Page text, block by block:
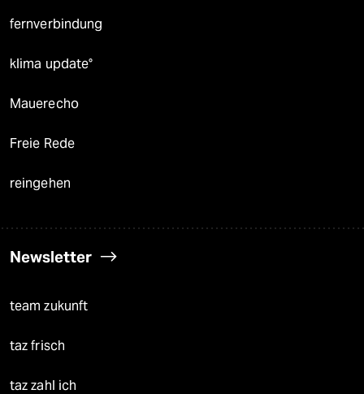
fernverbindung
klima update°
Mauerecho
Freie Rede
reingehen
Newsletter
team zukunft
taz frisch
taz zahl ich